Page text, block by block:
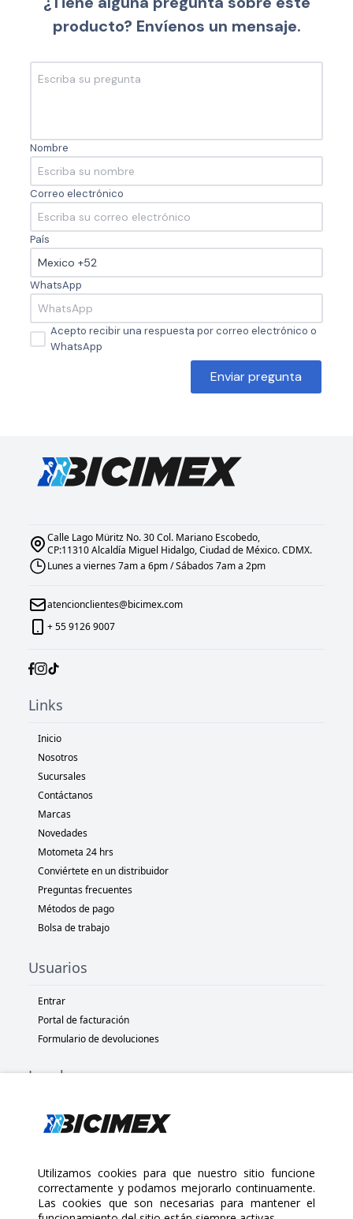
producto? Envíenos un mensaje.
Nombre
Correo electrónico
País
WhatsApp
Acepto recibir una respuesta por correo electrónico o
WhatsApp
Enviar pregunta
Calle Lago Müritz No. 30 Col. Mariano Escobedo,
CP:11310 Alcaldía Miguel Hidalgo, Ciudad de México. CDMX.
Lunes a viernes 7am a 6pm / Sábados 7am a 2pm
atencionclientes@bicimex.com
+ 55 9126 9007
Links
Inicio
Nosotros
Sucursales
Contáctanos
Marcas
Novedades
Motometa 24 hrs
Conviértete en un distribuidor
Preguntas frecuentes
Métodos de pago
Bolsa de trabajo
Usuarios
Entrar
Portal de facturación
Formulario de devoluciones
Legal
Políticas de privacidad
Políticas de devolución
Copyright 2025 Bicimex®. All rights reserved. Today is Domingo,
Utilizamos cookies para que nuestro sitio funcione
correctamente y podamos mejorarlo continuamente.
Las cookies que son necesarias para mantener el